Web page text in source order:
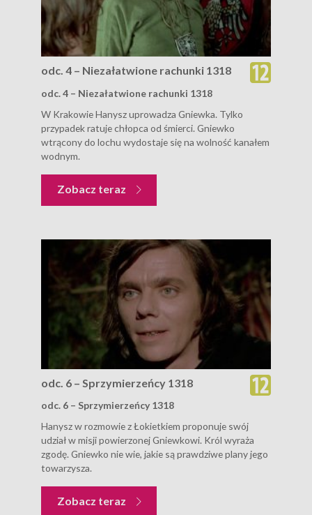
odc. 4 – Niezałatwione rachunki 1318
odc. 4 – Niezałatwione rachunki 1318
W Krakowie Hanysz uprowadza Gniewka. Tylko
przypadek ratuje chłopca od śmierci. Gniewko
wtrącony do lochu wydostaje się na wolność kanałem
wodnym.
Zobacz teraz
odc. 6 – Sprzymierzeńcy 1318
odc. 6 – Sprzymierzeńcy 1318
Hanysz w rozmowie z Łokietkiem proponuje swój
udział w misji powierzonej Gniewkowi. Król wyraża
zgodę. Gniewko nie wie, jakie są prawdziwe plany jego
towarzysza.
Zobacz teraz